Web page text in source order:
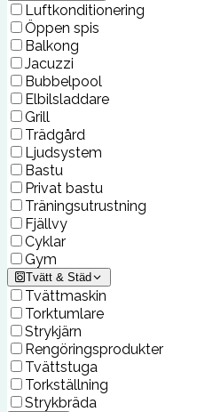
Luftkonditionering
Öppen spis
Balkong
Jacuzzi
Bubbelpool
Elbilsladdare
Grill
Trädgård
Ljudsystem
Bastu
Privat bastu
Träningsutrustning
Fjällvy
Cyklar
Gym
Tvätt & Städ
Tvättmaskin
Torktumlare
Strykjärn
Rengöringsprodukter
Tvättstuga
Torkställning
Strykbräda